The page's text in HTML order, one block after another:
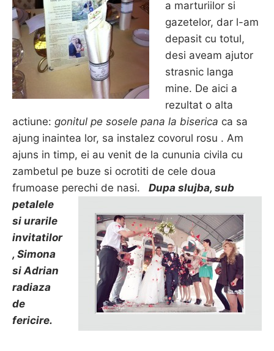
a marturiilor si
gazetelor, dar l-am
depasit cu totul,
desi aveam ajutor
strasnic langa
mine. De aici a
rezultat o alta
actiune: gonitul pe sosele pana la biserica ca sa
ajung inaintea lor, sa instalez covorul rosu . Am
ajuns in timp, ei au venit de la cununia civila cu
zambetul pe buze si ocrotiti de cele doua
frumoase perechi de nasi.
Dupa slujba, sub
petalele
si urarile
invitatilor
, Simona
si Adrian
radiaza
de
fericire.